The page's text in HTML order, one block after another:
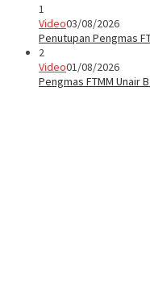
1
Video03/08/2026
Penutupan Pengmas
2
Video01/08/2026
Pengmas FTMM Unair